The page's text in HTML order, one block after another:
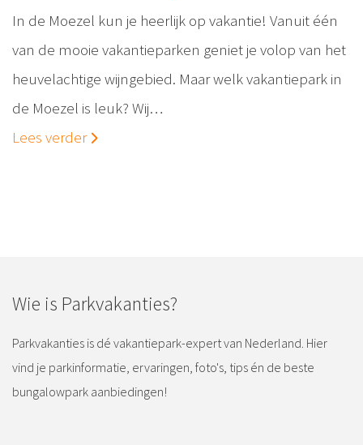
In de Moezel kun je heerlijk op vakantie! Vanuit één
van de mooie vakantieparken geniet je volop van het
heuvelachtige wijngebied. Maar welk vakantiepark in
de Moezel is leuk? Wij…
Lees verder
Wie is Parkvakanties?
Parkvakanties is dé vakantiepark-expert van Nederland. Hier
vind je parkinformatie, ervaringen, foto's, tips én de beste
bungalowpark aanbiedingen!